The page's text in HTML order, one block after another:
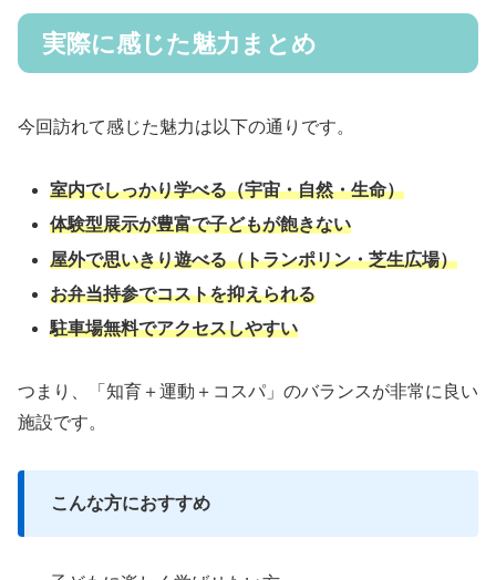
実際に感じた魅力まとめ
今回訪れて感じた魅力は以下の通りです。
室内でしっかり学べる（宇宙・自然・生命）
体験型展示が豊富で子どもが飽きない
屋外で思いきり遊べる（トランポリン・芝生広場）
お弁当持参でコストを抑えられる
駐車場無料でアクセスしやすい
つまり、「知育＋運動＋コスパ」のバランスが非常に良い
施設です。
こんな方におすすめ